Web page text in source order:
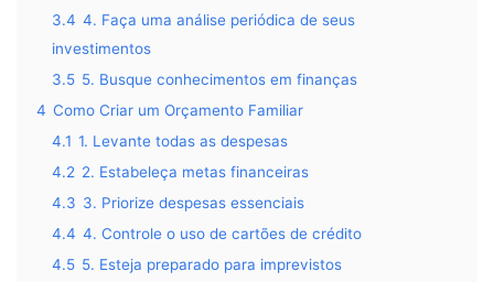
3.4 4. Faça uma análise periódica de seus
investimentos
3.5 5. Busque conhecimentos em finanças
4 Como Criar um Orçamento Familiar
4.1 1. Levante todas as despesas
4.2 2. Estabeleça metas financeiras
4.3 3. Priorize despesas essenciais
4.4 4. Controle o uso de cartões de crédito
4.5 5. Esteja preparado para imprevistos